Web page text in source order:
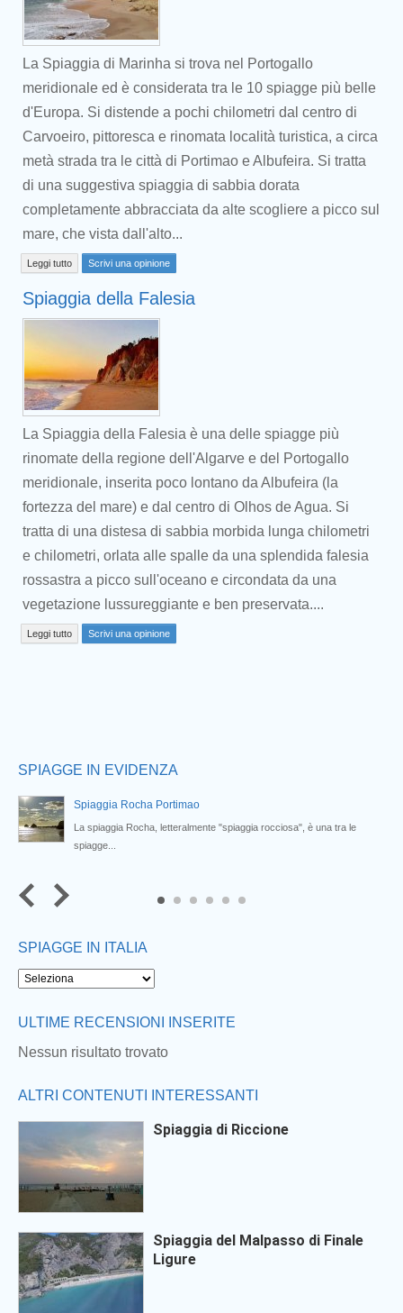
La Spiaggia di Marinha si trova nel Portogallo
meridionale ed è considerata tra le 10 spiagge più belle
d'Europa. Si distende a pochi chilometri dal centro di
Carvoeiro, pittoresca e rinomata località turistica, a circa
metà strada tra le città di Portimao e Albufeira. Si tratta
di una suggestiva spiaggia di sabbia dorata
completamente abbracciata da alte scogliere a picco sul
mare, che vista dall'alto...
Leggi tutto Scrivi una opinione
Spiaggia della Falesia
La Spiaggia della Falesia è una delle spiagge più
rinomate della regione dell'Algarve e del Portogallo
meridionale, inserita poco lontano da Albufeira (la
fortezza del mare) e dal centro di Olhos de Agua. Si
tratta di una distesa di sabbia morbida lunga chilometri
e chilometri, orlata alle spalle da una splendida falesia
rossastra a picco sull'oceano e circondata da una
vegetazione lussureggiante e ben preservata....
Leggi tutto Scrivi una opinione
SPIAGGE IN EVIDENZA
Spiaggia Rocha Portimao
La spiaggia Rocha, letteralmente "spiaggia rocciosa", è una tra le
spiagge...
SPIAGGE IN ITALIA
ULTIME RECENSIONI INSERITE
Nessun risultato trovato
ALTRI CONTENUTI INTERESSANTI
Spiaggia di Riccione
Spiaggia del Malpasso di Finale
Ligure